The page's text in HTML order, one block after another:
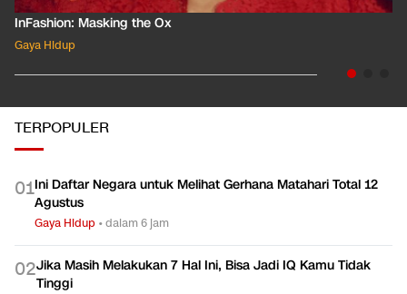
InFashion: Masking the Ox
Gaya Hidup
TERPOPULER
01Ini Daftar Negara untuk Melihat Gerhana Matahari Total 12
Agustus
Gaya Hidup •dalam 6 jam
02Jika Masih Melakukan 7 Hal Ini, Bisa Jadi IQ Kamu Tidak
Tinggi